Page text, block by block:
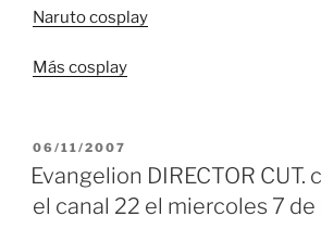
Naruto cosplay
Más cosplay
PUBLICADO
EL
06/11/2007
Evangelion DIRECTOR CUT.
el canal 22 el miercoles 7